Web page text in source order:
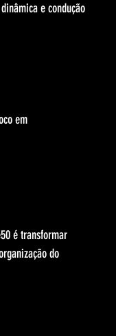
e condução
em
é transformar
do